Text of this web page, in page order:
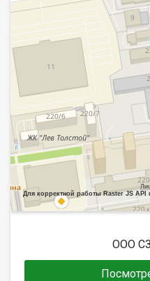
Для корректной работы Raster JS
ООО